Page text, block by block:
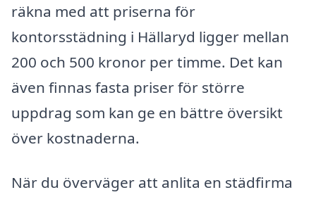
räkna med att priserna för
kontorsstädning i Hällaryd ligger mellan
200 och 500 kronor per timme. Det kan
även finnas fasta priser för större
uppdrag som kan ge en bättre översikt
över kostnaderna.
När du överväger att anlita en städfirma